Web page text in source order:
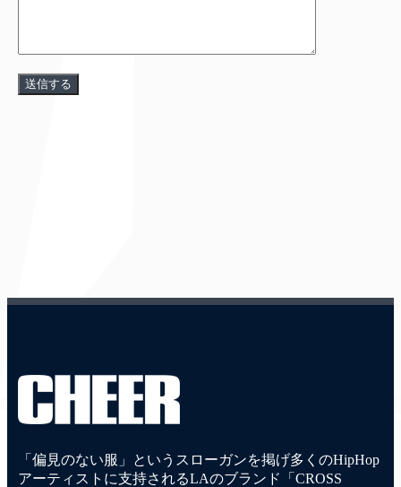
「偏見のない服」というスローガンを掲げ多くのHipHop
アーティストに支持されるLAのブランド「CROSS